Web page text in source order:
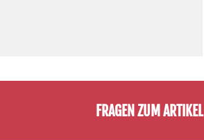
FRAGEN ZUM ARTIKEL